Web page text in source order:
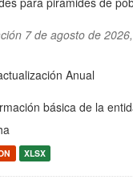
7 de agosto de
Anual
básica de la
XLSX